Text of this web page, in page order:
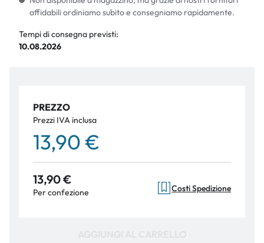
affidabili ordiniamo subito e consegniamo rapidamente.
Tempi di consegna previsti:
10.08.2026
PREZZO
Prezzi IVA inclusa
13,90 €
13,90 €
Per confezione Costi Spedizione